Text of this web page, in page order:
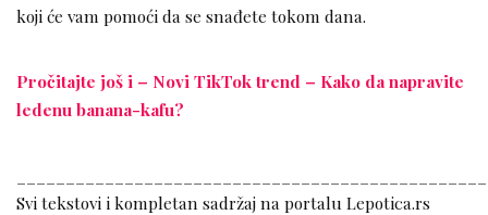
koji će vam pomoći da se snađete tokom dana.
Pročitajte još i – Novi TikTok trend – Kako da napravite
ledenu banana-kafu?
Svi tekstovi i kompletan sadržaj na portalu Lepotica.rs